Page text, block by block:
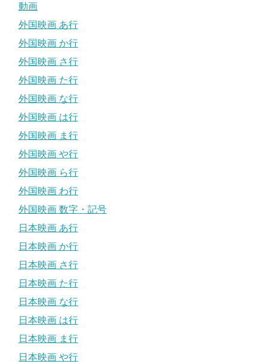
動画
外国映画 あ行
外国映画 か行
外国映画 さ行
外国映画 た行
外国映画 な行
外国映画 は行
外国映画 ま行
外国映画 や行
外国映画 ら行
外国映画 わ行
外国映画 数字・記号
日本映画 あ行
日本映画 か行
日本映画 さ行
日本映画 た行
日本映画 な行
日本映画 は行
日本映画 ま行
日本映画 や行